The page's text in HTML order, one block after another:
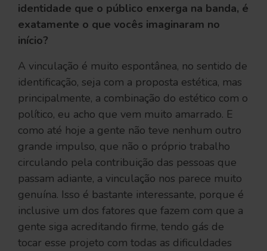
identidade que o público enxerga na banda, é
exatamente o que vocês imaginaram no
início?
A vinculação é muito espontânea, no sentido de
identificação, seja com a proposta estética, mas
principalmente, a combinação do estético com o
político, eu acho que vem muito amarrado. E
como até hoje a gente não teve nenhum outro
grande impulso, que não o próprio trabalho
circulando pela contribuição das pessoas que
passam adiante, a vinculação nos parece muito
genuína. Isso é bastante interessante, porque é
inclusive um dos fatores que fazem com que a
gente siga acreditando firme, tendo gás de
tocar esse projeto com todas as dificuldades